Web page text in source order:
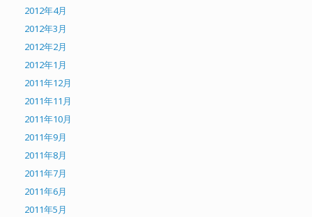
2012年4月
2012年3月
2012年2月
2012年1月
2011年12月
2011年11月
2011年10月
2011年9月
2011年8月
2011年7月
2011年6月
2011年5月